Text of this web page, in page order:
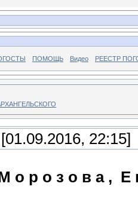
ПОМОЩЬ Видео РЕЕСТР
22:15]
о р о з о в а , Е